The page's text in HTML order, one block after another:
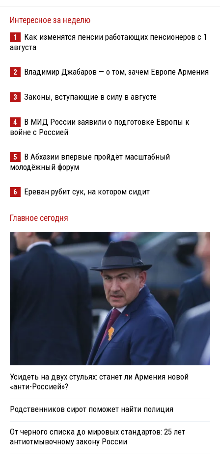
Интересное за неделю
1
Как изменятся пенсии работающих пенсионеров с 1
августа
2 Владимир Джабаров — о том, зачем Европе Армения
3 Законы, вступающие в силу в августе
4
В МИД России заявили о подготовке Европы к
войне с Россией
5
В Абхазии впервые пройдёт масштабный
молодёжный форум
6 Ереван рубит сук, на котором сидит
Главное сегодня
Усидеть на двух стульях: станет ли Армения новой
«анти-Россией»?
Родственников сирот поможет найти полиция
От черного списка до мировых стандартов: 25 лет
антиотмывочному закону России